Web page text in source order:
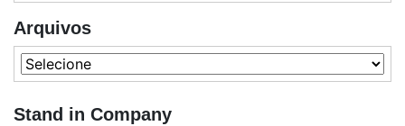
Arquivos
Stand in Company